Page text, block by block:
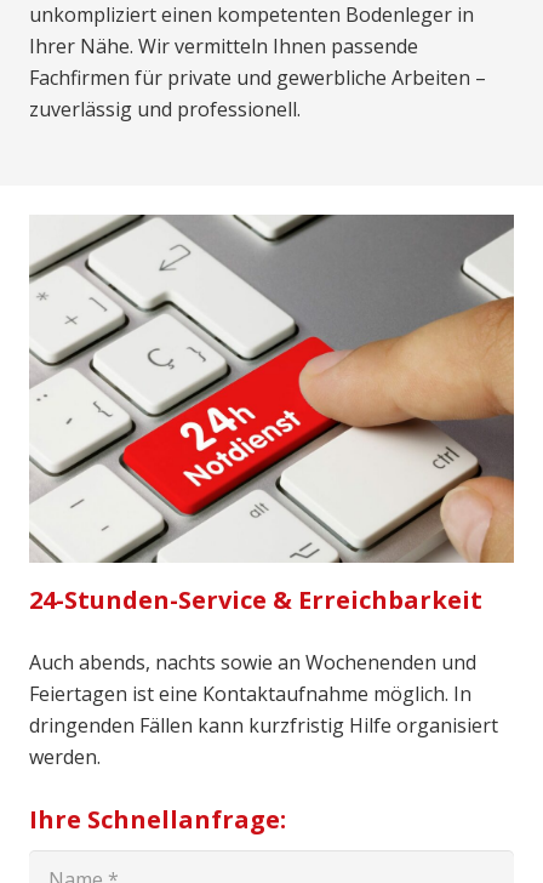
unkompliziert einen kompetenten Bodenleger in
Ihrer Nähe. Wir vermitteln Ihnen passende
Fachfirmen für private und gewerbliche Arbeiten –
zuverlässig und professionell.
24-Stunden-Service & Erreichbarkeit
Auch abends, nachts sowie an Wochenenden und
Feiertagen ist eine Kontaktaufnahme möglich. In
dringenden Fällen kann kurzfristig Hilfe organisiert
werden.
Ihre Schnellanfrage: